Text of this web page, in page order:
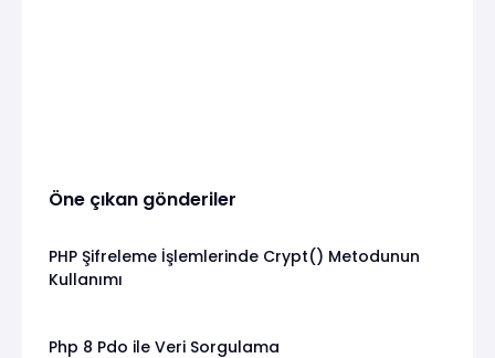
Öne çıkan gönderiler
PHP Şifreleme İşlemlerinde Crypt() Metodunun
Kullanımı
Php 8 Pdo ile Veri Sorgulama